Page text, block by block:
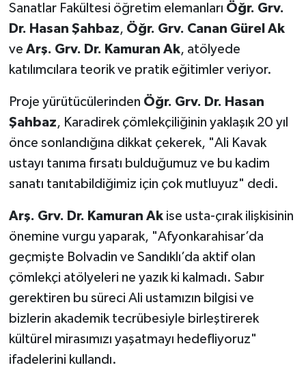
Sanatlar Fakültesi öğretim elemanları Öğr. Grv.
Dr. Hasan Şahbaz, Öğr. Grv. Canan Gürel Ak
ve Arş. Grv. Dr. Kamuran Ak, atölyede
katılımcılara teorik ve pratik eğitimler veriyor.
Proje yürütücülerinden Öğr. Grv. Dr. Hasan
Şahbaz, Karadirek çömlekçiliğinin yaklaşık 20 yıl
önce sonlandığına dikkat çekerek, "Ali Kavak
ustayı tanıma fırsatı bulduğumuz ve bu kadim
sanatı tanıtabildiğimiz için çok mutluyuz" dedi.
Arş. Grv. Dr. Kamuran Akise usta-çırak ilişkisinin
önemine vurgu yaparak, "Afyonkarahisar’da
geçmişte Bolvadin ve Sandıklı’da aktif olan
çömlekçi atölyeleri ne yazık ki kalmadı. Sabır
gerektiren bu süreci Ali ustamızın bilgisi ve
bizlerin akademik tecrübesiyle birleştirerek
kültürel mirasımızı yaşatmayı hedefliyoruz"
ifadelerini kullandı.